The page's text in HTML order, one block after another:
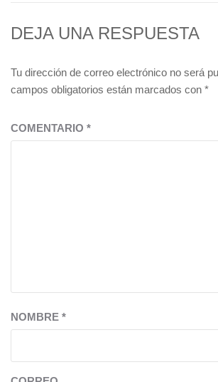
DEJA UNA RESPUESTA
Tu dirección de correo electrónico no será
campos obligatorios están marcados con *
COMENTARIO *
NOMBRE *